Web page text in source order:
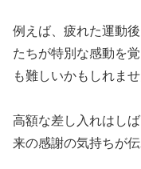
例えば、疲れた運動
たちが特別な感動を
も難しいかもしれませ
高額な差し入れはし
来の感謝の気持ちが